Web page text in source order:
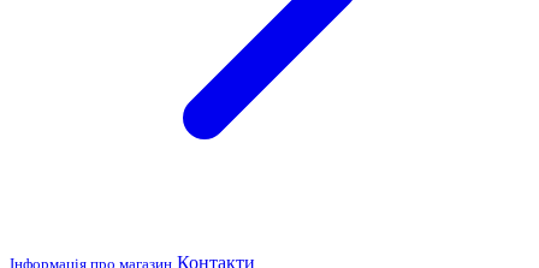
Інформація про магазин Контакти